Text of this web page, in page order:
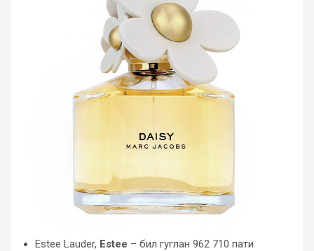
Estee Lauder, Estee – бил гуглан 962 710 пати